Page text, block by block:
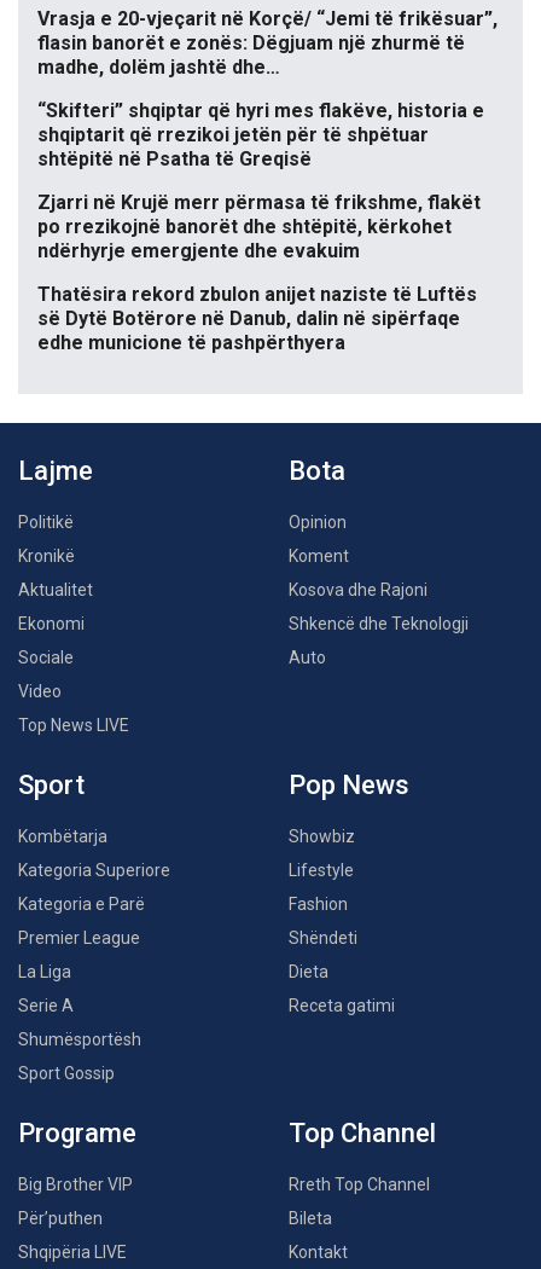
Vrasja e 20-vjeçarit në Korçë/ “Jemi të frikësuar”,
flasin banorët e zonës: Dëgjuam një zhurmë të
madhe, dolëm jashtë dhe…
“Skifteri” shqiptar që hyri mes flakëve, historia e
shqiptarit që rrezikoi jetën për të shpëtuar
shtëpitë në Psatha të Greqisë
Zjarri në Krujë merr përmasa të frikshme, flakët
po rrezikojnë banorët dhe shtëpitë, kërkohet
ndërhyrje emergjente dhe evakuim
Thatësira rekord zbulon anijet naziste të Luftës
së Dytë Botërore në Danub, dalin në sipërfaqe
edhe municione të pashpërthyera
Lajme
Politikë
Kronikë
Aktualitet
Ekonomi
Sociale
Video
Top News LIVE
Bota
Opinion
Koment
Kosova dhe Rajoni
Shkencë dhe Teknologji
Auto
Sport
Kombëtarja
Kategoria Superiore
Kategoria e Parë
Premier League
La Liga
Serie A
Shumësportësh
Sport Gossip
Pop News
Showbiz
Lifestyle
Fashion
Shëndeti
Dieta
Receta gatimi
Programe
Big Brother VIP
Për’puthen
Shqipëria LIVE
Top Channel
Rreth Top Channel
Bileta
Kontakt